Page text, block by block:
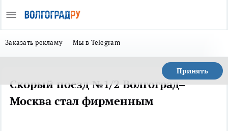
Заказать рекламу Мы в Telegram
Принять
Скорый поезд №1/2 Волгоград–
Москва стал фирменным